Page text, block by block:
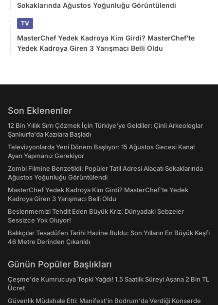
Sokaklarında Ağustos Yoğunluğu Görüntülendi
TV
MasterChef Yedek Kadroya Kim Girdi? MasterChef’te
Yedek Kadroya Giren 3 Yarışmacı Belli Oldu
Son Eklenenler
12 Bin Yıllık Sırrı Çözmek İçin Türkiye'ye Geldiler: Çinli Arkeologlar
Şanlıurfa'da Kazılara Başladı
Televizyonlarda Yeni Dönem Başlıyor: 15 Ağustos Gecesi Kanal
Ayarı Yapmanız Gerekiyor
Zombi Filmine Benzetildi: Popüler Tatil Adresi Alaçatı Sokaklarında
Ağustos Yoğunluğu Görüntülendi
MasterChef Yedek Kadroya Kim Girdi? MasterChef’te Yedek
Kadroya Giren 3 Yarışmacı Belli Oldu
Beslenmemizi Tehdit Eden Büyük Kriz: Dünyadaki Sebzeler
Sessizce Yok Oluyor!
Balıkçılar Tesadüfen Tarihi Hazine Buldu: Son Yılların En Büyük Keşfi
46 Metre Derinden Çıkarıldı
Günün Popüler Başlıkları
Çeşme'de Kumrucuya Tepki Yağdı! 1,5 Saatlik Süreyi Aşana 2 Bin TL
Ücret
Güvenlik Müdahale Etti: Manifest'in Bodrum'da Verdiği Konserde